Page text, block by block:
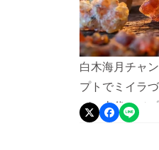
白木海月チャ
プトでミイラ
が、古代エジ
いたそうです
呼ばれる複数